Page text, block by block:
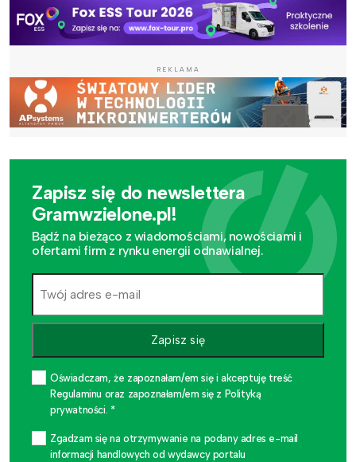
REKLAMA
Zapisz się do newslettera
Gramwzielone.pl!
Bądź na bieżąco z wiadomościami, nowościami i
ofertami firm z rynku energii odnawialnej.
Zapisz się
Oświadczam, że zapoznałam/em się i akceptuję treść
Regulaminu oraz zapoznałam/em się z Polityką
prywatności. *
Zgadzam się na otrzymywanie na podany adres e-mail
informacji handlowych od wydawcy portalu